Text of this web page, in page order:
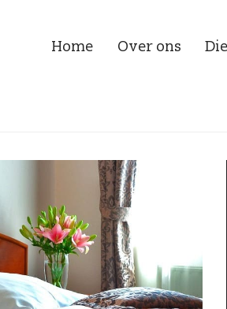
Home Over ons